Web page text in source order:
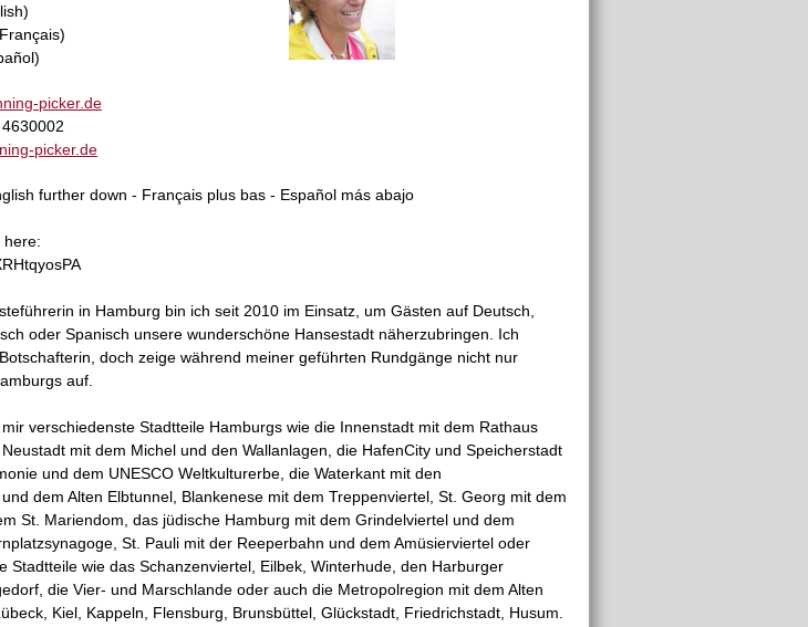
picker.de
picker.de
further down - Français plus bas - Español más abajo
here:
in Hamburg bin ich seit 2010 im Einsatz, um Gästen auf Deutsch,
oder Spanisch unsere wunderschöne Hansestadt näherzubringen. Ich
doch zeige während meiner geführten Rundgänge nicht nur
auf.
verschiedenste Stadtteile Hamburgs wie die Innenstadt mit dem Rathaus
mit dem Michel und den Wallanlagen, die HafenCity und Speicherstadt
und dem UNESCO Weltkulturerbe, die Waterkant mit den
dem Alten Elbtunnel, Blankenese mit dem Treppenviertel, St. Georg mit dem
St. Mariendom, das jüdische Hamburg mit dem Grindelviertel und dem
St. Pauli mit der Reeperbahn und dem Amüsierviertel oder
Stadtteile wie das Schanzenviertel, Eilbek, Winterhude, den Harburger
die Vier- und Marschlande oder auch die Metropolregion mit dem Alten
Kiel, Kappeln, Flensburg, Brunsbüttel, Glückstadt, Friedrichstadt, Husum.